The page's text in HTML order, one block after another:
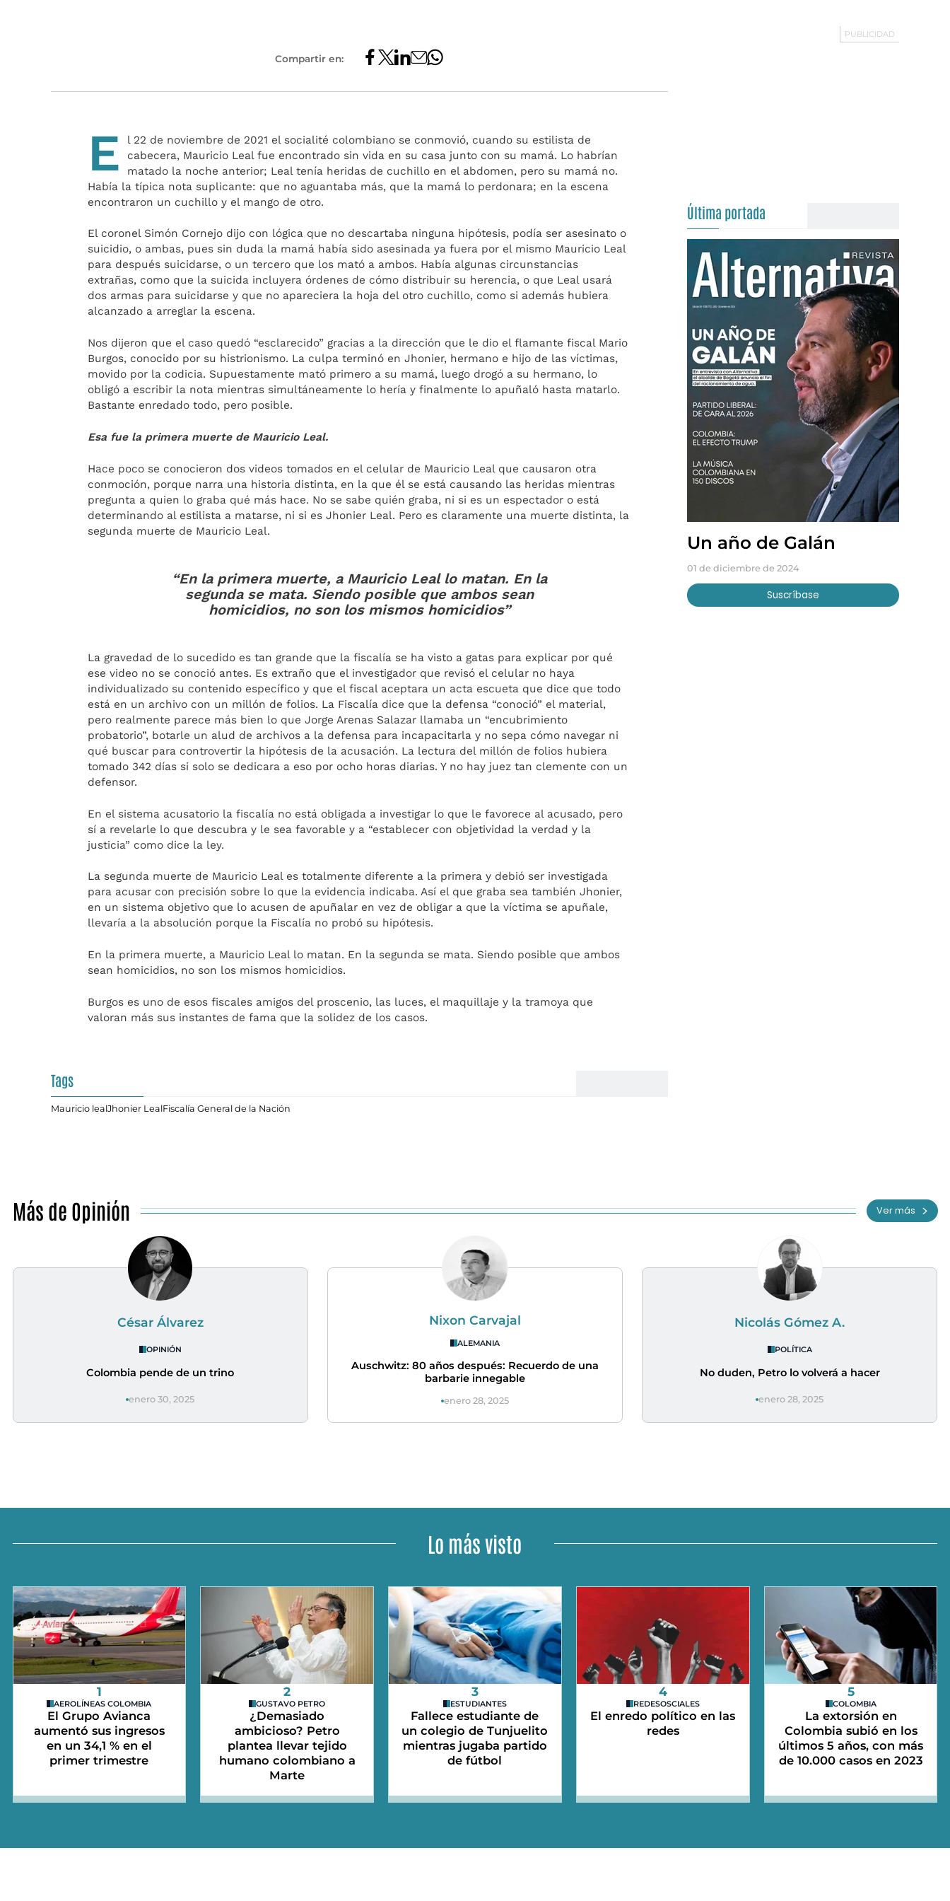
Compartir en:
E
l 22 de noviembre de 2021 el socialité colombiano se conmovió, cuando su estilista de
cabecera, Mauricio Leal fue encontrado sin vida en su casa junto con su mamá. Lo habrían
matado la noche anterior; Leal tenía heridas de cuchillo en el abdomen, pero su mamá no.
Había la típica nota suplicante: que no aguantaba más, que la mamá lo perdonara; en la escena
encontraron un cuchillo y el mango de otro.
El coronel Simón Cornejo dijo con lógica que no descartaba ninguna hipótesis, podía ser asesinato o
suicidio, o ambas, pues sin duda la mamá había sido asesinada ya fuera por el mismo Mauricio Leal
para después suicidarse, o un tercero que los mató a ambos. Había algunas circunstancias
extrañas, como que la suicida incluyera órdenes de cómo distribuir su herencia, o que Leal usará
dos armas para suicidarse y que no apareciera la hoja del otro cuchillo, como si además hubiera
alcanzado a arreglar la escena.
Nos dijeron que el caso quedó “esclarecido” gracias a la dirección que le dio el flamante fiscal Mario
Burgos, conocido por su histrionismo. La culpa terminó en Jhonier, hermano e hijo de las víctimas,
movido por la codicia. Supuestamente mató primero a su mamá, luego drogó a su hermano, lo
obligó a escribir la nota mientras simultáneamente lo hería y finalmente lo apuñaló hasta matarlo.
Bastante enredado todo, pero posible.
Esa fue la primera muerte de Mauricio Leal.
Hace poco se conocieron dos videos tomados en el celular de Mauricio Leal que causaron otra
conmoción, porque narra una historia distinta, en la que él se está causando las heridas mientras
pregunta a quien lo graba qué más hace. No se sabe quién graba, ni si es un espectador o está
determinando al estilista a matarse, ni si es Jhonier Leal. Pero es claramente una muerte distinta, la
segunda muerte de Mauricio Leal.
“En la primera muerte, a Mauricio Leal lo matan. En la
segunda se mata. Siendo posible que ambos sean
homicidios, no son los mismos homicidios”
La gravedad de lo sucedido es tan grande que la fiscalía se ha visto a gatas para explicar por qué
ese video no se conoció antes. Es extraño que el investigador que revisó el celular no haya
individualizado su contenido específico y que el fiscal aceptara un acta escueta que dice que todo
está en un archivo con un millón de folios. La Fiscalía dice que la defensa “conoció” el material,
pero realmente parece más bien lo que Jorge Arenas Salazar llamaba un “encubrimiento
probatorio”, botarle un alud de archivos a la defensa para incapacitarla y no sepa cómo navegar ni
qué buscar para controvertir la hipótesis de la acusación. La lectura del millón de folios hubiera
tomado 342 días si solo se dedicara a eso por ocho horas diarias. Y no hay juez tan clemente con un
defensor.
En el sistema acusatorio la fiscalía no está obligada a investigar lo que le favorece al acusado, pero
sí a revelarle lo que descubra y le sea favorable y a “establecer con objetividad la verdad y la
justicia” como dice la ley.
La segunda muerte de Mauricio Leal es totalmente diferente a la primera y debió ser investigada
para acusar con precisión sobre lo que la evidencia indicaba. Así el que graba sea también Jhonier,
en un sistema objetivo que lo acusen de apuñalar en vez de obligar a que la víctima se apuñale,
llevaría a la absolución porque la Fiscalía no probó su hipótesis.
En la primera muerte, a Mauricio Leal lo matan. En la segunda se mata. Siendo posible que ambos
sean homicidios, no son los mismos homicidios.
Burgos es uno de esos fiscales amigos del proscenio, las luces, el maquillaje y la tramoya que
valoran más sus instantes de fama que la solidez de los casos.
Tags
Mauricio lealJhonier LealFiscalía General de la Nación
Última portada
Un año de Galán
01 de diciembre de 2024
Suscríbase
Más de Opinión Ver más
César Álvarez
OPINIÓN
Colombia pende de un trino
enero 30, 2025
Nixon Carvajal
ALEMANIA
Auschwitz: 80 años después: Recuerdo de una
barbarie innegable
enero 28, 2025
Nicolás Gómez A.
POLÍTICA
No duden, Petro lo volverá a hacer
enero 28, 2025
Lo más visto
1
AEROLÍNEAS COLOMBIA
El Grupo Avianca
aumentó sus ingresos
en un 34,1 % en el
primer trimestre
2
GUSTAVO PETRO
¿Demasiado
ambicioso? Petro
plantea llevar tejido
humano colombiano a
Marte
3
ESTUDIANTES
Fallece estudiante de
un colegio de Tunjuelito
mientras jugaba partido
de fútbol
4
REDESOSCIALES
El enredo político en las
redes
5
COLOMBIA
La extorsión en
Colombia subió en los
últimos 5 años, con más
de 10.000 casos en 2023